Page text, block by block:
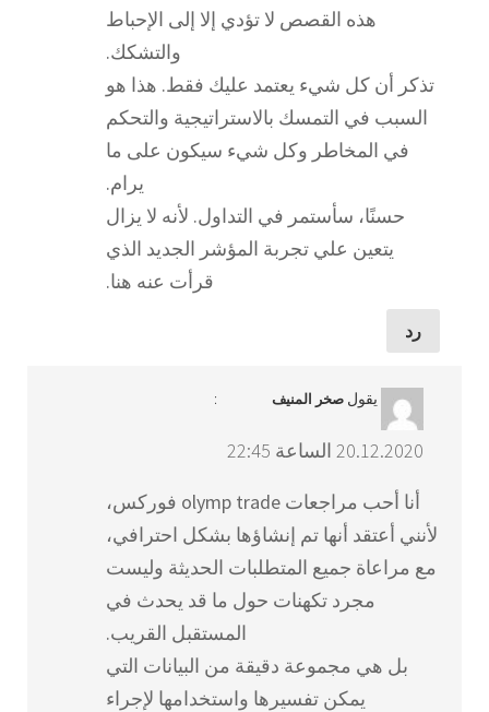
هذه القصص لا تؤدي إلا إلى الإحباط
والتشكك.
تذكر أن كل شيء يعتمد عليك فقط. هذا هو
السبب في التمسك بالاستراتيجية والتحكم
في المخاطر وكل شيء سيكون على ما
يرام.
حسنًا، سأستمر في التداول. لأنه لا يزال
يتعين علي تجربة المؤشر الجديد الذي
قرأت عنه هنا.
رد
يقول صخر المنيف :
20.12.2020 الساعة 22:45
أنا أحب مراجعات olymp trade فوركس،
لأنني أعتقد أنها تم إنشاؤها بشكل احترافي،
مع مراعاة جميع المتطلبات الحديثة وليست
مجرد تكهنات حول ما قد يحدث في
المستقبل القريب.
بل هي مجموعة دقيقة من البيانات التي
يمكن تفسيرها واستخدامها لإجراء